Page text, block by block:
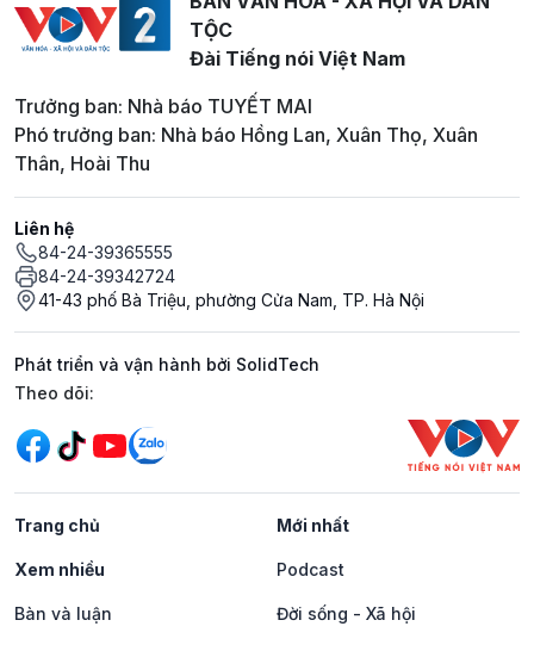
TỘC
Đài Tiếng nói Việt Nam
Trưởng ban: Nhà báo TUYẾT MAI
Phó trưởng ban: Nhà báo Hồng Lan, Xuân Thọ, Xuân
Thân, Hoài Thu
Liên hệ
84-24-39365555
84-24-39342724
41-43 phố Bà Triệu, phường Cửa Nam, TP. Hà Nội
Phát triển và vận hành bởi SolidTech
Mạng xã hội
Theo dõi:
Trang chủ Mới nhất
Xem nhiều Podcast
Bàn và luận Đời sống - Xã hội